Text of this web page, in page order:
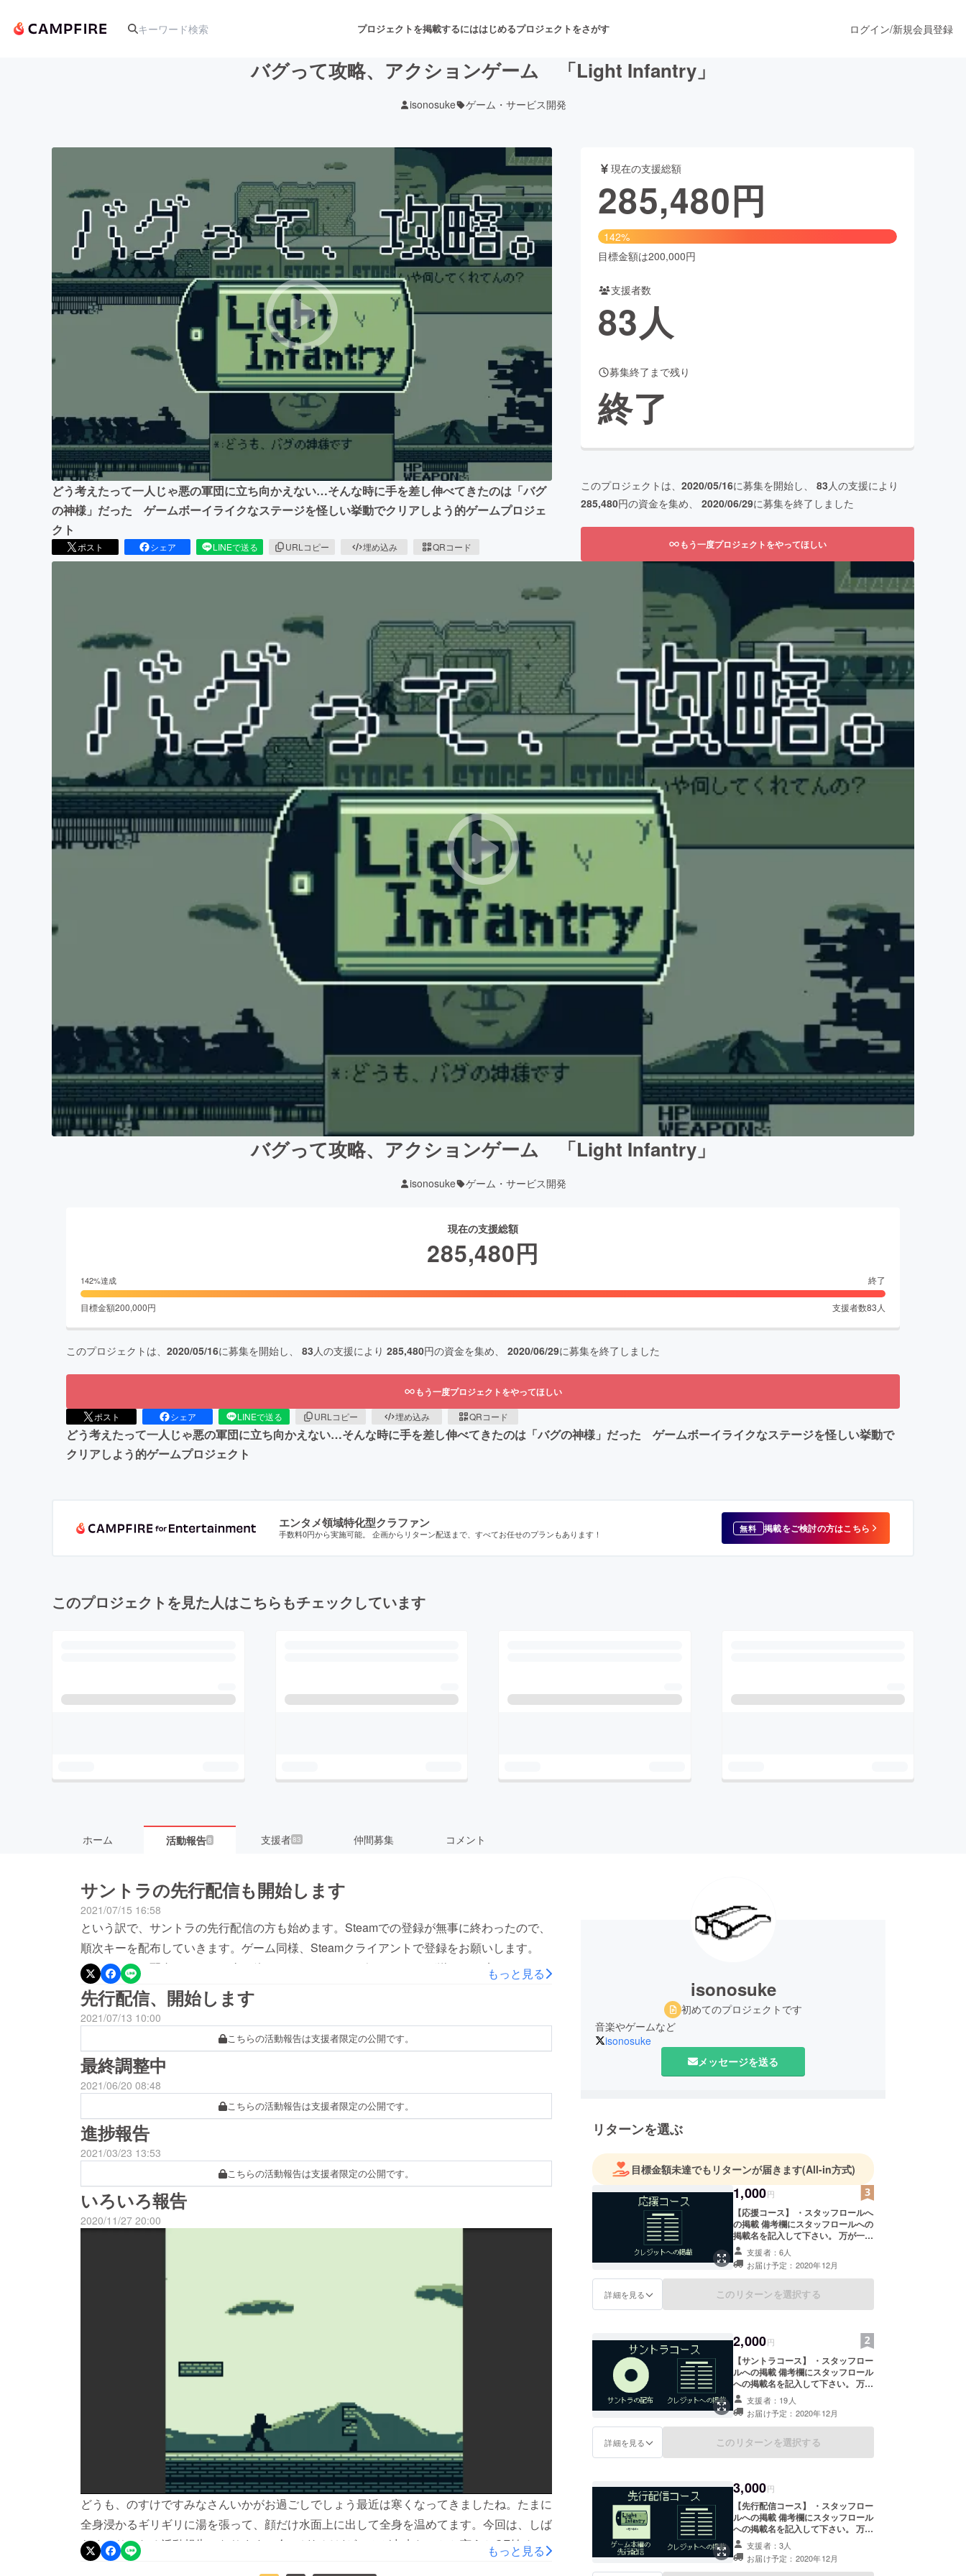
プロジェクトを掲載するにははじめるプロジェクトをさがす
アート・写真 舞台・パフォーマンス
テクノロジー・ガジェット ゲーム・サービス開発 フード・飲食店 ファッション
映像・映画 書籍・雑誌出版 アニメ・漫画
ビジネス・起業 チャレンジ ビューティー・ヘルスケア
まちづくり・地域活性化
CAMPFIRE for Social GoodCAMPFIRE Creation
machi-yaコミュニティ
ログイン/新規会員登録
バグって攻略、アクションゲーム 「Light Infantry」
isonosuke ゲーム・サービス開発
どう考えたって一人じゃ悪の軍団に立ち向かえない…そんな時に手を差し伸べてきたのは「バグ
の神様」だった ゲームボーイライクなステージを怪しい挙動でクリアしよう的ゲームプロジェ
クト
ポスト シェア LINEで送る URLコピー 埋め込み QRコード
現在の支援総額
285,480円
142%
目標金額は200,000円
支援者数
83人
募集終了まで残り
終了
このプロジェクトは、 2020/05/16に募集を開始し、 83人の支援により
285,480円の資金を集め、 2020/06/29に募集を終了しました
もう一度プロジェクトをやってほしい
バグって攻略、アクションゲーム 「Light Infantry」
isonosuke ゲーム・サービス開発
現在の支援総額
285,480円
142%達成 終了
目標金額200,000円 支援者数83 人
このプロジェクトは、 2020/05/16に募集を開始し、 83人の支援により 285,480円の資金を集め、 2020/06/29に募集を終了しました
もう一度プロジェクトをやってほしい
ポスト シェア LINEで送る URLコピー 埋め込み QRコード
どう考えたって一人じゃ悪の軍団に立ち向かえない…そんな時に手を差し伸べてきたのは「バグの神様」だった ゲームボーイライクなステージを怪しい挙動で
クリアしよう的ゲームプロジェクト
エンタメ領域特化型クラファン
手数料0円から実施可能。 企画からリターン配送まで、すべてお任せのプランもあります！ 無料 掲載をご検討の方はこちら
このプロジェクトを見た人はこちらもチェックしています
ホーム 活動報告8 支援者83 仲間募集 コメント
サントラの先行配信も開始します
2021/07/15 16:58
という訳で、サントラの先行配信の方も始めます。Steamでの登録が無事に終わったので、
順次キーを配布していきます。ゲーム同様、Steamクライアントで登録をお願いします。
ゲームキーの配布については全て終わったので、もしゲームのキーが送られて来ないという
方は登録時の名前とメールアドレスを記述して連絡をお願いします。
もっと見る
先行配信、開始します
2021/07/13 10:00
こちらの活動報告は支援者限定の公開です。
最終調整中
2021/06/20 08:48
こちらの活動報告は支援者限定の公開です。
進捗報告
2021/03/23 13:53
こちらの活動報告は支援者限定の公開です。
いろいろ報告
2020/11/27 20:00
どうも、のすけですみなさんいかがお過ごしでしょう最近は寒くなってきましたね。たまに
全身浸かるギリギリに湯を張って、顔だけ水面上に出して全身を温めてます。今回は、しば
らくぶりになる活動報告になります。今、どれほどゲームが出来たのかと言うとCF始めた
時と同じくらいですえっ？ってなるでしょう。そりゃそう。何ヶ月も何してんだって。何を
もっと見る
isonosuke
初めてのプロジェクトです
音楽やゲームなど
isonosuke
メッセージを送る
リターンを選ぶ
目標金額未達でもリターンが届きます(All-in方式)
1,000円
【応援コース】 ・スタッフロールへ
の掲載 備考欄にスタッフロールへの
掲載名を記入して下さい。 万が一、
掲載名の重複があった場合や問題が
ある場合はご確認の連絡をいたしま
す。
支援者：6人
お届け予定：2020年12月
詳細を見る このリターンを選択する
2,000円
【サントラコース】 ・スタッフロー
ルへの掲載 備考欄にスタッフロール
への掲載名を記入して下さい。 万が
一、掲載名の重複があった場合や問
題がある場合はご確認の連絡をいた
します。 ・オリジナルサウンドト
ラック ゲーム内BGMのサントラを
配信します。 デジタル形式での配布
支援者：19人
お届け予定：2020年12月
詳細を見る このリターンを選択する
3,000円
【先行配信コース】 ・スタッフロー
ルへの掲載 備考欄にスタッフロール
への掲載名を記入して下さい。 万が
一、掲載名の重複があった場合や問
題がある場合はご確認の連絡をいた
します。 ・ゲーム本編の先行配信
支援者：3人
お届け予定：2020年12月